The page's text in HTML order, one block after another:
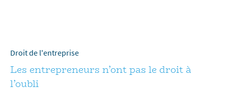
Droit de l'entreprise
Les entrepreneurs n’ont pas le droit à
l’oubli